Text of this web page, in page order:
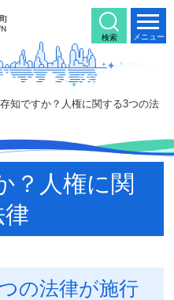
メニュー
知ですか？人権に関する3つの法
検索
？人権に関
の法律が施行